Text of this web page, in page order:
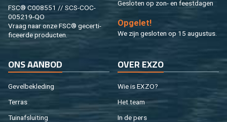
FSC® C008551 // SCS-COC-
005219-QO
Vraag naar onze FSC® ge­cer­ti­
fi­ceer­de pro­duc­ten.
Ge­slo­ten op zon- en feest­da­gen
Op­ge­let!
We zijn ge­slo­ten op 15 au­gus­tus.
ONS AAN­BOD
Ge­vel­be­kle­ding
Ter­ras
Tuin­af­slui­ting
OVER EXZO
Wie is EXZO?
Het team
In de pers